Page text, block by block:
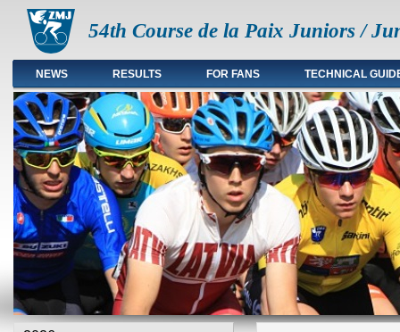
54th Course de la Paix Juniors /
Main menu en
NEWS RESULTS FOR FANS TECHNICAL